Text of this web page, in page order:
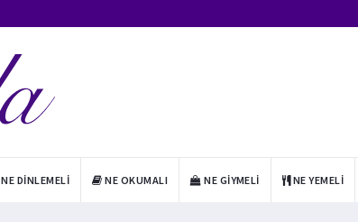
NE DINLEMELI NE OKUMALI NE GIYMELI NE YEMELI